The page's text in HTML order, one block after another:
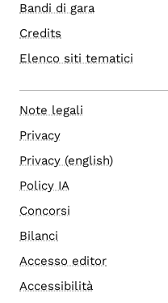
Bandi di gara
Credits
Elenco siti tematici
Note legali
Privacy
Privacy (english)
Policy IA
Concorsi
Bilanci
Accesso editor
Accessibilità